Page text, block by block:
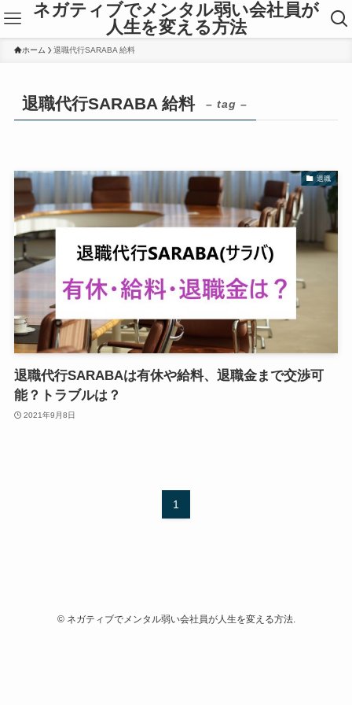
ネガティブでメンタル弱い会社員が
人生を変える方法
ホーム 退職代行SARABA 給料
退職代行SARABA 給料 – tag –
退職
退職代行SARABAは有休や給料、退職金まで交渉可
能？トラブルは？
2021年9月8日
1
©ネガティブでメンタル弱い会社員が人生を変える方法.